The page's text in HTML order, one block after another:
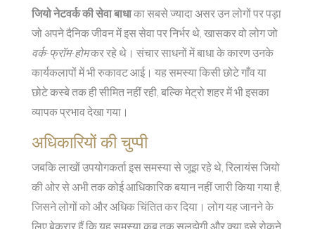
जियो नेटवर्क की सेवा बाधाका सबसे ज्यादा असर उन लोगों पर पड़ा
जो अपने दैनिक जीवन में इस सेवा पर निर्भर थे, खासकर वो लोग जो
वर्क-फ्रॉम-होमकर रहे थे। संचार साधनों में बाधा के कारण उनके
कार्यकलापों में भी रुकावट आई। यह समस्या किसी छोटे गाँव या
छोटे कस्बे तक ही सीमित नहीं रही, बल्कि मेट्रो शहर में भी इसका
व्यापक प्रभाव देखा गया।
अधिकारियों की चुप्पी
जबकि लाखों उपयोगकर्ता इस समस्या से जूझ रहे थे, रिलायंस जियो
की ओर से अभी तक कोई आधिकारिक बयान नहीं जारी किया गया है,
जिसने लोगों को और अधिक चिंतित कर दिया। लोग यह जानने के
लिए बेकरार हैं कि यह समस्या कब तक सुलझेगी और क्या इसे रोकने